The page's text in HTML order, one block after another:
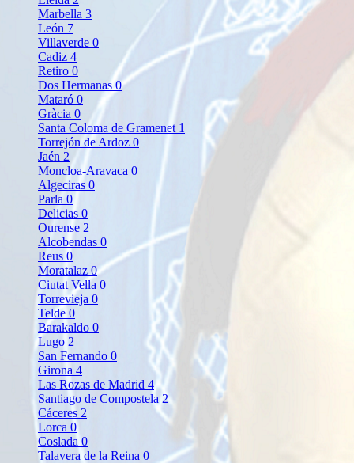
Marbella 3
León 7
Villaverde 0
Cadiz 4
Retiro 0
Dos Hermanas0
Mataró 0
Gràcia 0
Santa Coloma de Gramenet 1
Torrejón de Ardoz 0
Jaén 2
Moncloa-Aravaca 0
Algeciras 0
Parla 0
Delicias 0
Ourense 2
Alcobendas 0
Reus 0
Moratalaz 0
Ciutat Vella 0
Torrevieja 0
Telde 0
Barakaldo 0
Lugo 2
San Fernando 0
Girona 4
Las Rozas de Madrid 4
Santiago de Compostela2
Cáceres 2
Lorca 0
Coslada 0
Talavera de la Reina 0